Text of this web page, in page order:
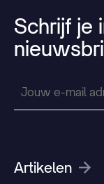
Schrijf je
Artikelen